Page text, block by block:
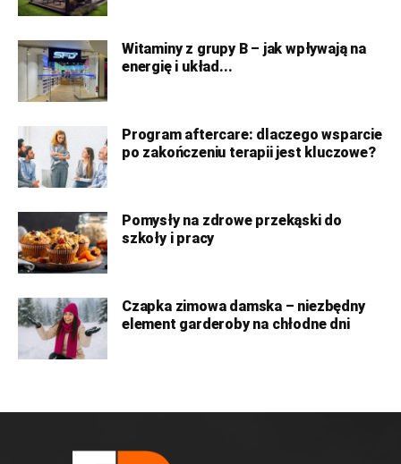
Witaminy z grupy B – jak wpływają na
energię i układ...
Program aftercare: dlaczego wsparcie
po zakończeniu terapii jest kluczowe?
Pomysły na zdrowe przekąski do
szkoły i pracy
Czapka zimowa damska – niezbędny
element garderoby na chłodne dni